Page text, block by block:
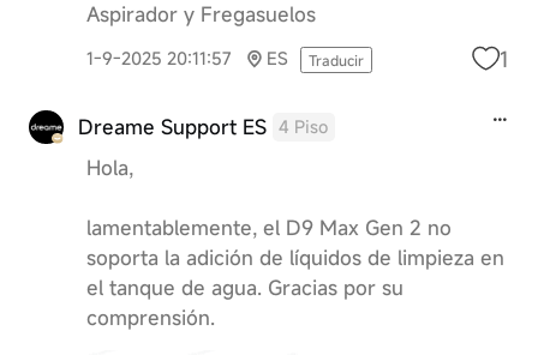
Aspirador y Fregasuelos
1-9-2025 20:11:57 ES Traducir 1
Dreame Support ES 4 Piso
Hola,
lamentablemente, el D9 Max Gen 2 no
soporta la adición de líquidos de limpieza en
el tanque de agua. Gracias por su
comprensión.